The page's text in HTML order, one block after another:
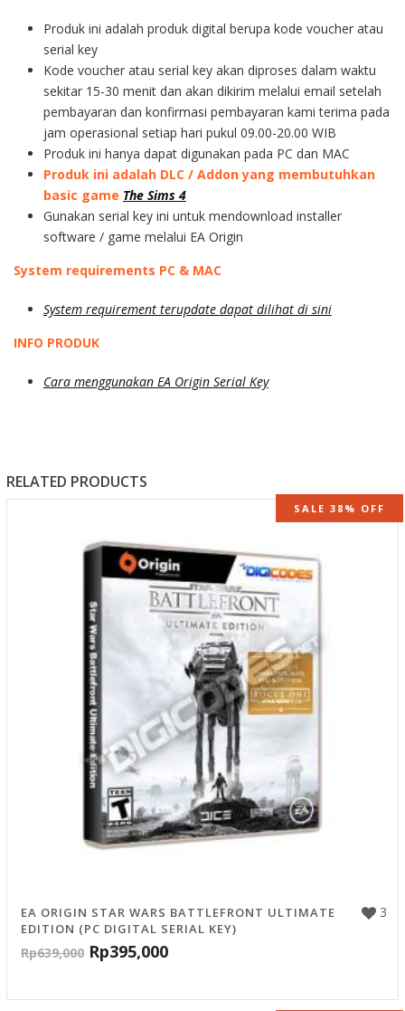
Produk ini adalah produk digital berupa kode voucher atau
serial key
Kode voucher atau serial key akan diproses dalam waktu
sekitar 15-30 menit dan akan dikirim melalui email setelah
pembayaran dan konfirmasi pembayaran kami terima pada
jam operasional setiap hari pukul 09.00-20.00 WIB
Produk ini hanya dapat digunakan pada PC dan MAC
Produk ini adalah DLC / Addon yang membutuhkan
basic game The Sims 4
Gunakan serial key ini untuk mendownload installer
software / game melalui EA Origin
System requirements PC & MAC
System requirement terupdate dapat dilihat di sini
INFO PRODUK
Cara menggunakan EA Origin Serial Key
RELATED PRODUCTS
SALE 38% OFF
3
EA ORIGIN STAR WARS BATTLEFRONT ULTIMATE
EDITION (PC DIGITAL SERIAL KEY)
Rp639,000 Rp395,000